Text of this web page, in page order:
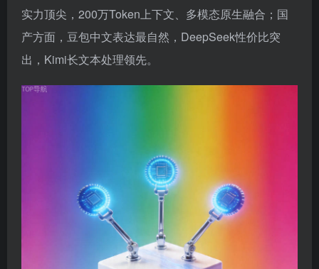
实力顶尖，200万Token上下文、多模态原生融合；国
产方面，豆包中文表达最自然，DeepSeek性价比突
出，Kimi长文本处理领先。